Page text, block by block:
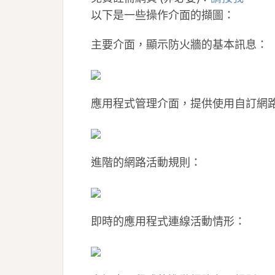
以下是一些操作介面的擷圖：
主要介面，顯示防火牆的基本訊息：
應用程式管理介面，提供使用自訂網
進階的網路活動規則：
即時的應用程式連線活動情形：